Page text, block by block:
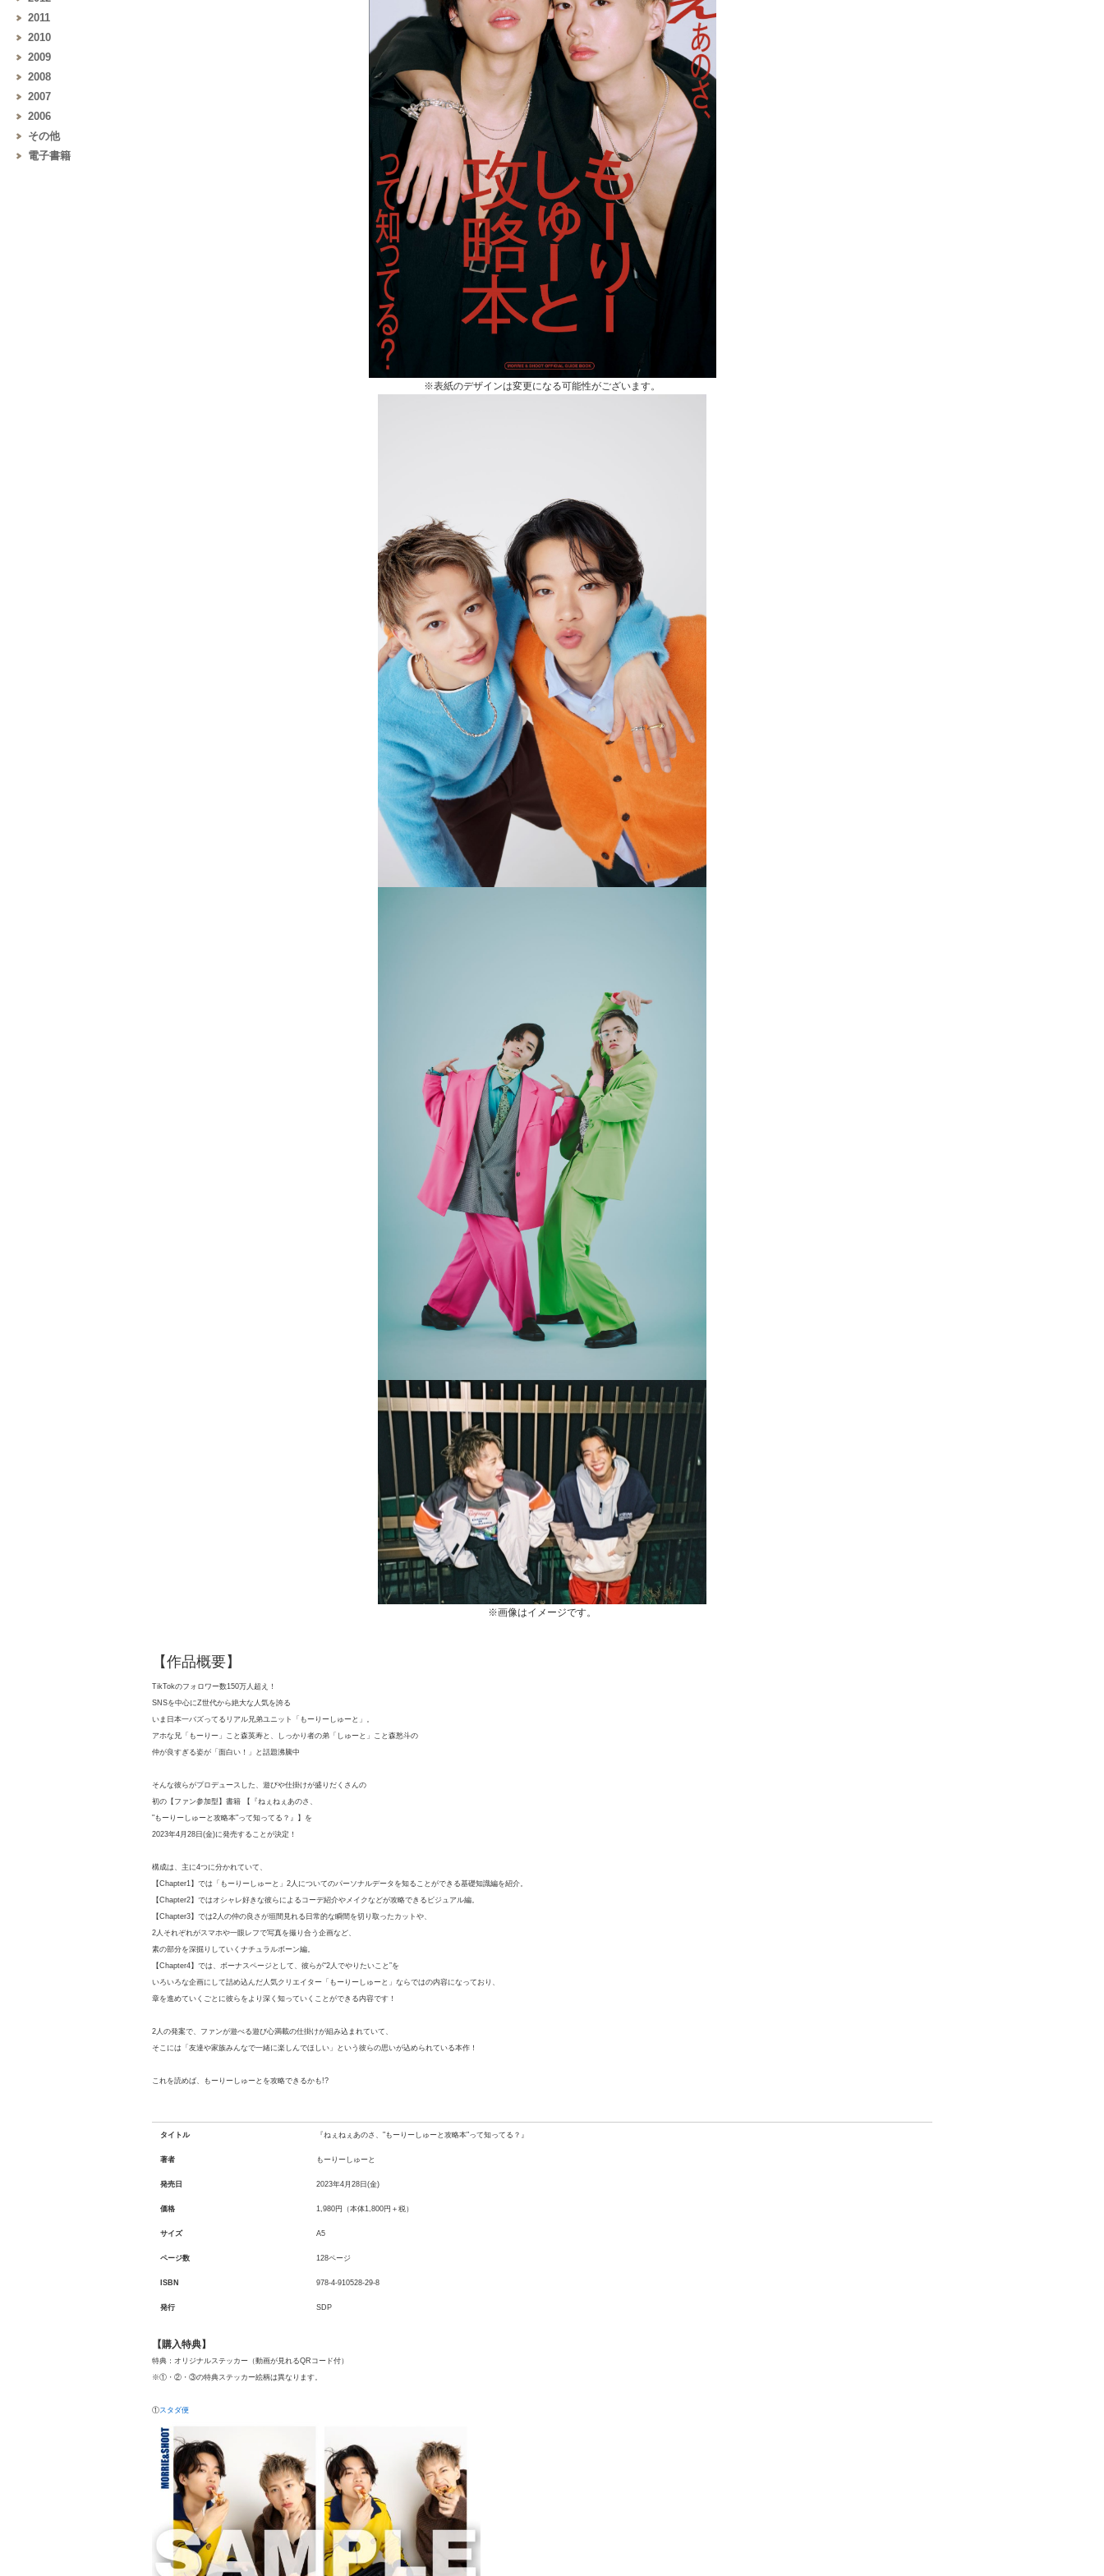
2011
2010
2009
2008
2007
2006
その他
電子書籍
※表紙のデザインは変更になる可能性がございます。
※画像はイメージです。
【作品概要】
TikTokのフォロワー数150万人超え！
SNSを中心にZ世代から絶大な人気を誇る
いま日本一バズってるリアル兄弟ユニット「もーりーしゅーと」。
アホな兄「もーりー」こと森英寿と、しっかり者の弟「しゅーと」こと森愁斗の
仲が良すぎる姿が「面白い！」と話題沸騰中
そんな彼らがプロデュースした、遊びや仕掛けが盛りだくさんの
初の【ファン参加型】書籍 【 『ねぇねぇあのさ、
"もーりーしゅーと攻略本"って知ってる？』 】を
2023年4月28日(金)に発売することが決定！
構成は、主に4つに分かれていて、
【Chapter1】では「もーりーしゅーと」2人についてのパーソナルデータを知ることができる基礎知識編を紹介。
【Chapter2】ではオシャレ好きな彼らによるコーデ紹介やメイクなどが攻略できるビジュアル編。
【Chapter3】では2人の仲の良さが垣間見れる日常的な瞬間を切り取ったカットや、
2人それぞれがスマホや一眼レフで写真を撮り合う企画など、
素の部分を深掘りしていくナチュラルボーン編。
【Chapter4】では、ボーナスページとして、彼らが“2人でやりたいこと”を
いろいろな企画にして詰め込んだ人気クリエイター「もーりーしゅーと」ならではの内容になっており、
章を進めていくごとに彼らをより深く知っていくことができる内容です！
2人の発案で、ファンが遊べる遊び心満載の仕掛けが組み込まれていて、
そこには「友達や家族みんなで一緒に楽しんでほしい」という彼らの思いが込められている本作！
これを読めば、もーりーしゅーとを攻略できるかも!?
タイトル 『ねぇねぇあのさ、"もーりーしゅーと攻略本"って知ってる？』
著者 もーりーしゅーと
発売日 2023年4月28日(金)
価格 1,980円（本体1,800円＋税）
サイズ A5
ページ数 128ページ
ISBN 978-4-910528-29-8
発行 SDP
【購入特典】
特典：オリジナルステッカー（動画が見れるQRコード付）
※①・②・③の特典ステッカー絵柄は異なります。
①スタダ便